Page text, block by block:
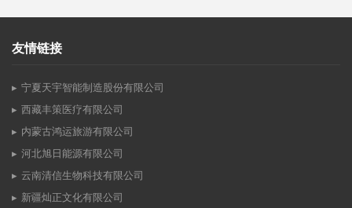
友情链接
宁夏天宇智能制造股份有限公司
西藏丰策医疗有限公司
内蒙古鸿运旅游有限公司
河北旭日能源有限公司
云南清信生物科技有限公司
新疆灿正文化有限公司